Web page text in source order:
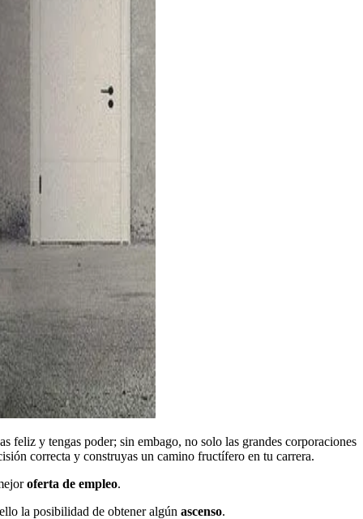
feliz y tengas poder; sin embago, no solo las grandes corporaciones
correcta y construyas un camino fructífero en tu carrera.
oferta de empleo.
la posibilidad de obtener algún ascenso.